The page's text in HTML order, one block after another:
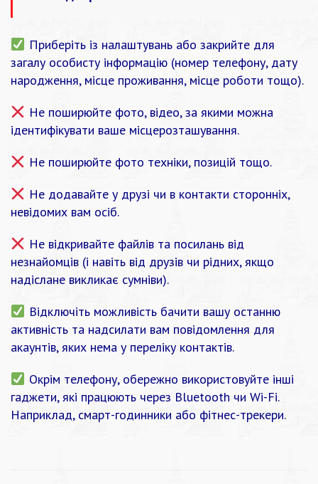
Приберіть із налаштувань або закрийте для
загалу особисту інформацію (номер телефону, дату
народження, місце проживання, місце роботи тощо).
Не поширюйте фото, відео, за якими можна
ідентифікувати ваше місцерозташування.
Не поширюйте фото техніки, позицій тощо.
Не додавайте у друзі чи в контакти сторонніх,
невідомих вам осіб.
Не відкривайте файлів та посилань від
незнайомців (і навіть від друзів чи рідних, якщо
надіслане викликає сумніви).
Відключіть можливість бачити вашу останню
активність та надсилати вам повідомлення для
акаунтів, яких нема у переліку контактів.
Окрім телефону, обережно використовуйте інші
гаджети, які працюють через Bluetooth чи Wi-Fi.
Наприклад, смарт-годинники або фітнес-трекери.